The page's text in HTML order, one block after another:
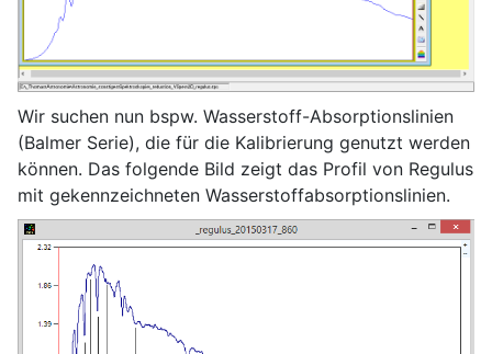
Wir suchen nun bspw. Wasserstoff-Absorptionslinien
(Balmer Serie), die für die Kalibrierung genutzt werden
können. Das folgende Bild zeigt das Profil von Regulus
mit gekennzeichneten Wasserstoffabsorptionslinien.